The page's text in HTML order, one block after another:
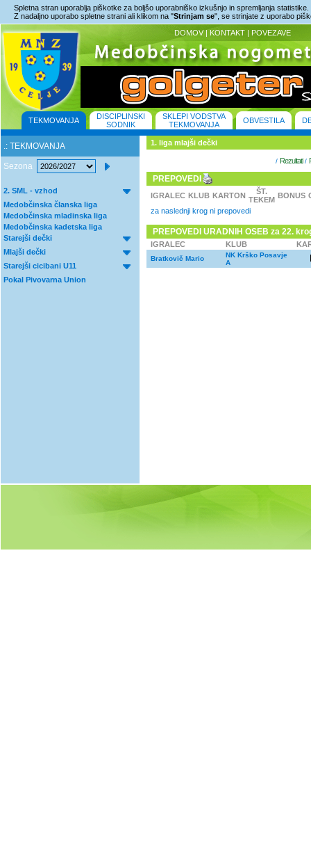
Spletna stran uporablja piškotke za boljšo uporabniško izkušnjo in spremljanja statistike.
Z nadaljno uporabo spletne strani ali klikom na "Strinjam se", se strinjate z uporabo
DOMOV | KONTAKT | POVEZAVE
TEKMOVANJA
DISCIPLINSKI
SODNIK
SKLEPI VODSTVA
TEKMOVANJA
OBVESTILA
.: TEKMOVANJA
Sezona
2. SML - vzhod
Medobčinska članska liga
Medobčinska mladinska liga
Medobčinska kadetska liga
Starejši dečki
Mlajši dečki
Starejši cicibani U11
Pokal Pivovarna Union
1. liga mlajši dečki
/ Rezultati/
PREPOVEDI
IGRALEC KLUB KARTON
ŠT.
TEKEM BONUS
za naslednji krog ni prepovedi
PREPOVEDI URADNIH OSEB za 22.
IGRALEC KLUB
Bratkovič Mario
NK Krško Posavje
A